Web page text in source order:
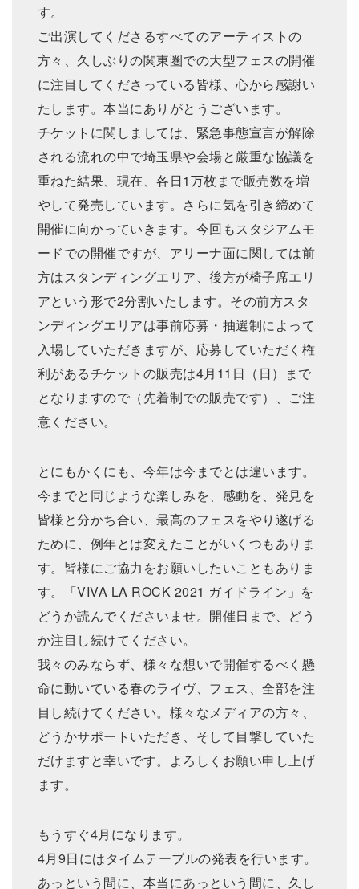
す。
ご出演してくださるすべてのアーティストの
方々、久しぶりの関東圏での大型フェスの開催
に注目してくださっている皆様、心から感謝い
たします。本当にありがとうございます。
チケットに関しましては、緊急事態宣言が解除
される流れの中で埼玉県や会場と厳重な協議を
重ねた結果、現在、各日1万枚まで販売数を増
やして発売しています。さらに気を引き締めて
開催に向かっていきます。今回もスタジアムモ
ードでの開催ですが、アリーナ面に関しては前
方はスタンディングエリア、後方が椅子席エリ
アという形で2分割いたします。その前方スタ
ンディングエリアは事前応募・抽選制によって
入場していただきますが、応募していただく権
利があるチケットの販売は4月11日（日）まで
となりますので（先着制での販売です）、ご注
意ください。
とにもかくにも、今年は今までとは違います。
今までと同じような楽しみを、感動を、発見を
皆様と分かち合い、最高のフェスをやり遂げる
ために、例年とは変えたことがいくつもありま
す。皆様にご協力をお願いしたいこともありま
す。「VIVA LA ROCK 2021 ガイドライン」を
どうか読んでくださいませ。開催日まで、どう
か注目し続けてください。
我々のみならず、様々な想いで開催するべく懸
命に動いている春のライヴ、フェス、全部を注
目し続けてください。様々なメディアの方々、
どうかサポートいただき、そして目撃していた
だけますと幸いです。よろしくお願い申し上げ
ます。
もうすぐ4月になります。
4月9日にはタイムテーブルの発表を行います。
あっという間に、本当にあっという間に、久し